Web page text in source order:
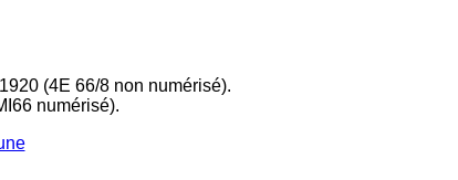
(4E 66/8 non numérisé).
numérisé).